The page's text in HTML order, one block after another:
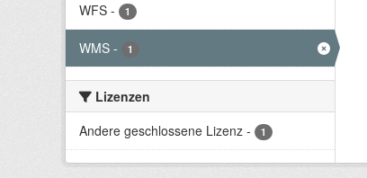
WFS - 1
WMS - 1
Lizenzen
Andere geschlossene Lizenz - 1